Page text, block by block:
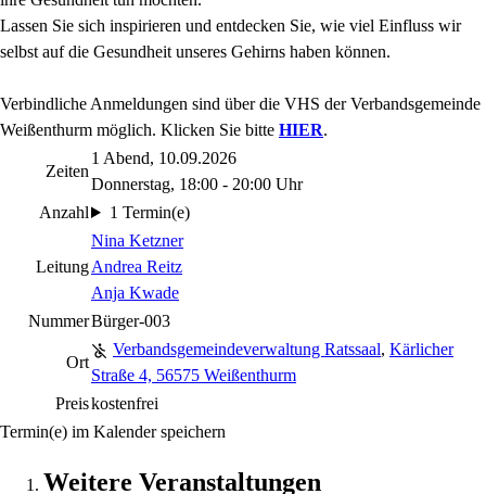
Lassen Sie sich inspirieren und entdecken Sie, wie viel Einfluss wir
selbst auf die Gesundheit unseres Gehirns haben können.
Verbindliche Anmeldungen sind über die VHS der Verbandsgemeinde
Weißenthurm möglich. Klicken Sie bitte HIER.
Zeiten
1 Abend, 10.09.2026
Donnerstag, 18:00 - 20:00 Uhr
Anzahl
1 Termin(e)
Leitung
Nina Ketzner
Andrea Reitz
Anja Kwade
NummerBürger-003
Ort
Verbandsgemeindeverwaltung Ratssaal, Kärlicher
Straße 4, 56575 Weißenthurm
Preiskostenfrei
Termin(e) im Kalender speichern
Weitere Veranstaltungen